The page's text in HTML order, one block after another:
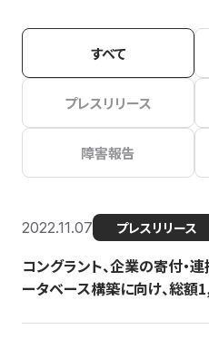
すべて
プレスリリース
障害報告
2022.11.07 プレスリリース
コングラント、企業の寄付・
ータベース構築に向け、総